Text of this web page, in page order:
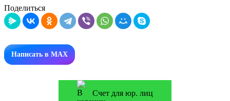
Поделиться
Написать в MAX
Счет для юр. лиц